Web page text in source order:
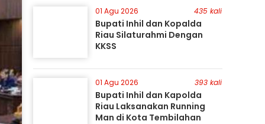
01 Agu 2026 435 kali
Bupati Inhil dan Kopalda
Riau Silaturahmi Dengan
KKSS
01 Agu 2026 393 kali
Bupati Inhil dan Kapolda
Riau Laksanakan Running
Man di Kota Tembilahan